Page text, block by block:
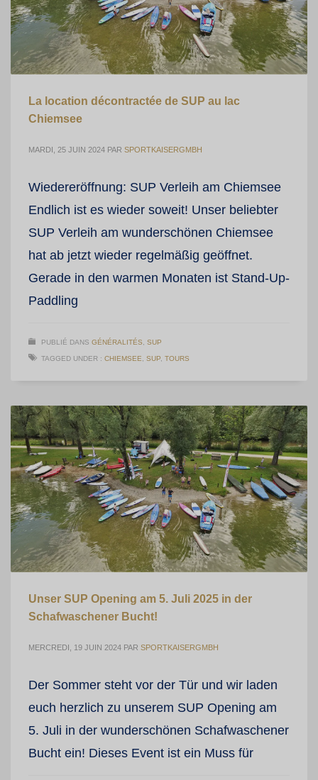
La location décontractée de SUP au lac
Chiemsee
MARDI, 25 JUIN 2024 PAR SPORTKAISERGMBH
Wiedereröffnung: SUP Verleih am Chiemsee
Endlich ist es wieder soweit! Unser beliebter
SUP Verleih am wunderschönen Chiemsee
hat ab jetzt wieder regelmäßig geöffnet.
Gerade in den warmen Monaten ist Stand-Up-
Paddling
PUBLIÉ DANS GÉNÉRALITÉS, SUP
TAGGED UNDER : CHIEMSEE, SUP, TOURS
Unser SUP Opening am 5. Juli 2025 in der
Schafwaschener Bucht!
MERCREDI, 19 JUIN 2024 PAR SPORTKAISERGMBH
Der Sommer steht vor der Tür und wir laden
euch herzlich zu unserem SUP Opening am
5. Juli in der wunderschönen Schafwaschener
Bucht ein! Dieses Event ist ein Muss für